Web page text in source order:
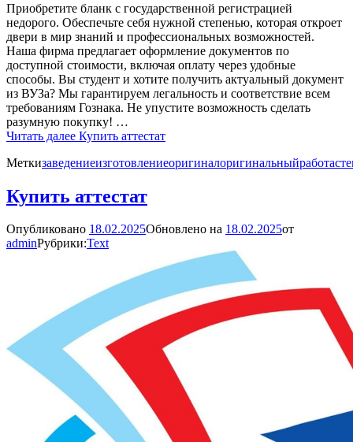
Приобретите бланк с государственной регистрацией
недорого. Обеспечьте себя нужной степенью, которая откроет
двери в мир знаний и профессиональных возможностей.
Наша фирма предлагает оформление документов по
доступной стоимости, включая оплату через удобные
способы. Вы студент и хотите получить актуальный документ
из ВУЗа? Мы гарантируем легальность и соответствие всем
требованиям Гознака. Не упустите возможность сделать
разумную покупку! …
Читать далее Купить аттестат
Меткизаведениеизготовлениеоригиналоригинальныйработа
Купить аттестат
Опубликовано 18.02.2025Обновлено на 18.02.2025от
adminРубрики:Text